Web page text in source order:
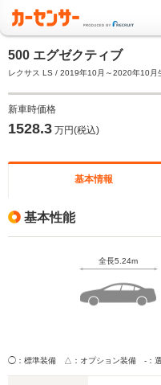
500 エグゼクティブ
レクサス LS / 2019年10月～2020年10月
新車時価格
1528.3 万円(税込)
基本情報
基本性能
全長5.24m
◯：標準装備 △：オプション装備 -：